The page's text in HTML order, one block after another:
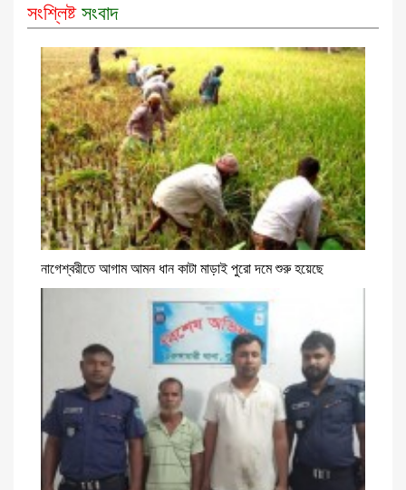
সংশ্লিষ্ট সংবাদ
নাগেশ্বরীতে আগাম আমন ধান কাটা মাড়াই পুরো দমে শুরু হয়েছে